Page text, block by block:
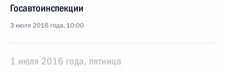
Госавтоинспекции
3 июля 2016 года, 10:00
1 июля 2016 года, пятница